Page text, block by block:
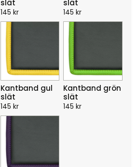
slät
145 kr
slät
145 kr
Kantband gul
slät
145 kr
Kantband grön
slät
145 kr